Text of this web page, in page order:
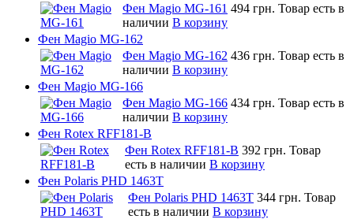
Фен Magio MG-161 494 грн. Товар есть в
наличии В корзину
Фен Magio MG-162
Фен Magio MG-162 436 грн. Товар есть в
наличии В корзину
Фен Magio MG-166
Фен Magio MG-166 434 грн. Товар есть в
наличии В корзину
Фен Rotex RFF181-B
Фен Rotex RFF181-B 392 грн. Товар
есть в наличии В корзину
Фен Polaris PHD 1463T
Фен Polaris PHD 1463T 344 грн. Товар
есть в наличии В корзину